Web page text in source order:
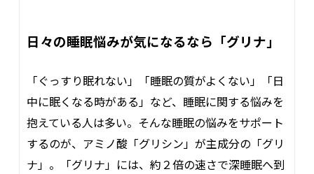
日々の睡眠悩みが気になるなら「グリナ」
「ぐっすり眠れない」「睡眠の質がよくない」「日
中に眠くなる時がある」など、睡眠に関する悩みを
抱えている人は多い。そんな睡眠の悩みをサポート
するのが、アミノ酸「グリシン」が主成分の「グリ
ナ」。「グリナ」には、約２倍の速さで深睡眠へ到